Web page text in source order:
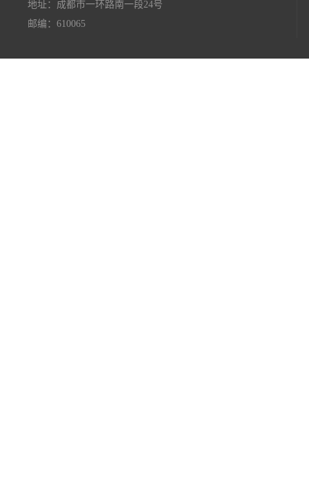
地址：成都市一环路南一段24号
邮编：610065